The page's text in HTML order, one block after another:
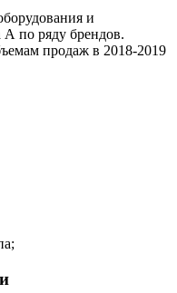
и
по ряду брендов.
продаж в 2018-2019